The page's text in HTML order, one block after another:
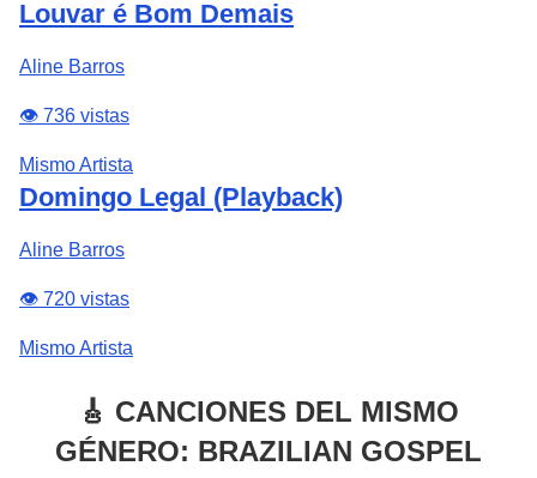
Louvar é Bom Demais
Aline Barros
👁️ 736 vistas
Mismo Artista
Domingo Legal (Playback)
Aline Barros
👁️ 720 vistas
Mismo Artista
🎸 CANCIONES DEL MISMO
GÉNERO: BRAZILIAN GOSPEL